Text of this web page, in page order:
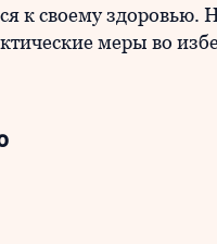
к своему
меры во